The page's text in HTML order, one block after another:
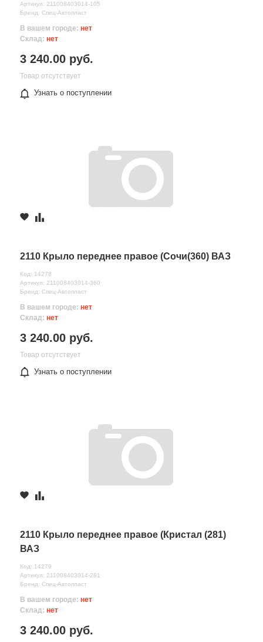
Артикул: 211008403014-105
Бренд: Спец-Автопласт
В вашем городе: нет
Склад: нет
3 240.00 руб.
Товар отсутствует
Узнать о поступлении
2110 Крыло переднее правое (Сочи(360) ВАЗ
Код: 14278
Артикул: 211008403014-360
Бренд: Спец-Автопласт
В вашем городе: нет
Склад: нет
3 240.00 руб.
Товар отсутствует
Узнать о поступлении
2110 Крыло переднее правое (Кристал (281)
ВАЗ
Код: 14279
Артикул: 211008403014-281
Бренд: Спец-Автопласт
В вашем городе: нет
Склад: нет
3 240.00 руб.